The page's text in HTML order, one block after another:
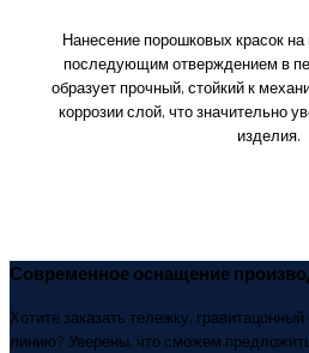
Нанесение порошковых красок на
последующим отверждением в
образует прочный, стойкий к
коррозии слой, что значительно
изделия.
Современное оснащение
Хотите заказать тележку,
линию? Уверены, что сможем